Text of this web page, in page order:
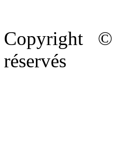
Copyright ©
réservés